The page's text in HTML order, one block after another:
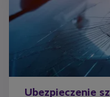
Ubezpieczenie